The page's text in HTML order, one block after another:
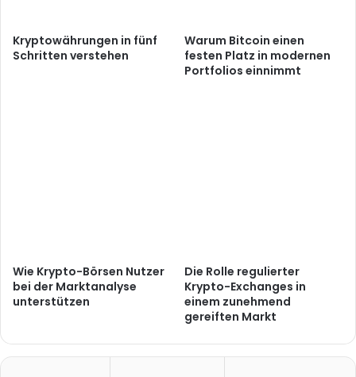
Kryptowährungen in fünf
Schritten verstehen
Warum Bitcoin einen
festen Platz in modernen
Portfolios einnimmt
Wie Krypto-Börsen Nutzer
bei der Marktanalyse
unterstützen
Die Rolle regulierter
Krypto-Exchanges in
einem zunehmend
gereiften Markt